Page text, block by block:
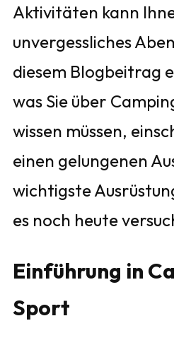
Aktivitäten kann
unvergessliches
diesem Blogbeitrag
was Sie über
wissen müssen,
einen gelungenen
wichtigste
es noch heute
Einführung in
Sport